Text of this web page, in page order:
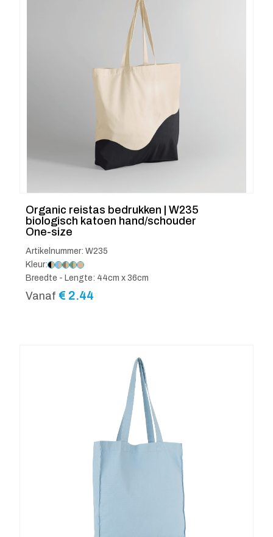
Organic reistas bedrukken | W235
biologisch katoen hand/schouder
One-size
Artikelnummer: W235
Kleur:
Breedte - Lengte: 44cm x 36cm
Vanaf € 2.44